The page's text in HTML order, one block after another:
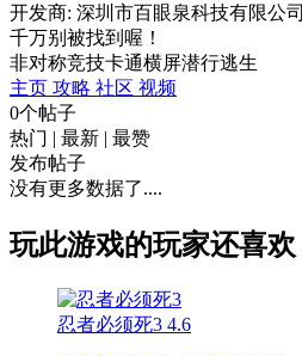
开发商: 深圳市百眼泉科技有限公司
千万别被找到喔！
非对称竞技卡通横屏潜行逃生
主页 攻略 社区 视频
0个帖子
热门 | 最新 | 最赞
发布帖子
没有更多数据了....
玩此游戏的玩家还喜欢
忍者必须死3 4.6